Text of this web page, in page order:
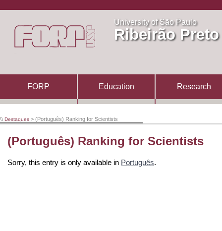
University of São Paulo
Ribeirão
FORP Education Research
\\ Destaques > (Português) Ranking for Scientists
(Português) Ranking for Scientists
Sorry, this entry is only available in Português.